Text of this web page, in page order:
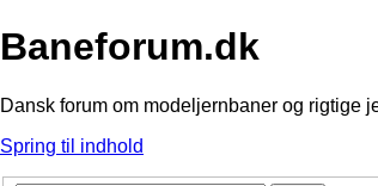
Baneforum.dk
Dansk forum om modeljernbaner og rigtige
Spring til indhold